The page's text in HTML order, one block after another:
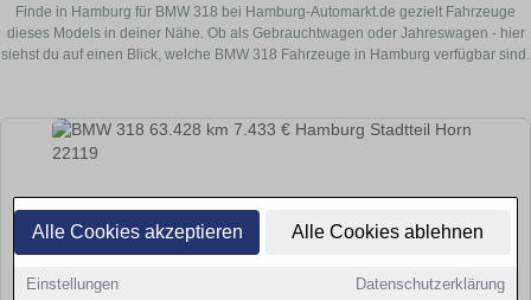
Alle Cookies akzeptieren Alle Cookies ablehnen
Einstellungen Datenschutzerklärung
Finde in Hamburg für BMW 318 bei Hamburg-Automarkt.de gezielt Fahrzeuge
dieses Models in deiner Nähe. Ob als Gebrauchtwagen oder Jahreswagen - hier
siehst du auf einen Blick, welche BMW 318 Fahrzeuge in Hamburg verfügbar sind.